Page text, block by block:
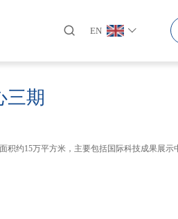
EN
三期
积约15万平方米，主要包括国际科技成果展示